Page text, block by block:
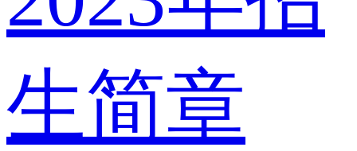
生简章